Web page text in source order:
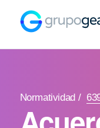
Normatividad /